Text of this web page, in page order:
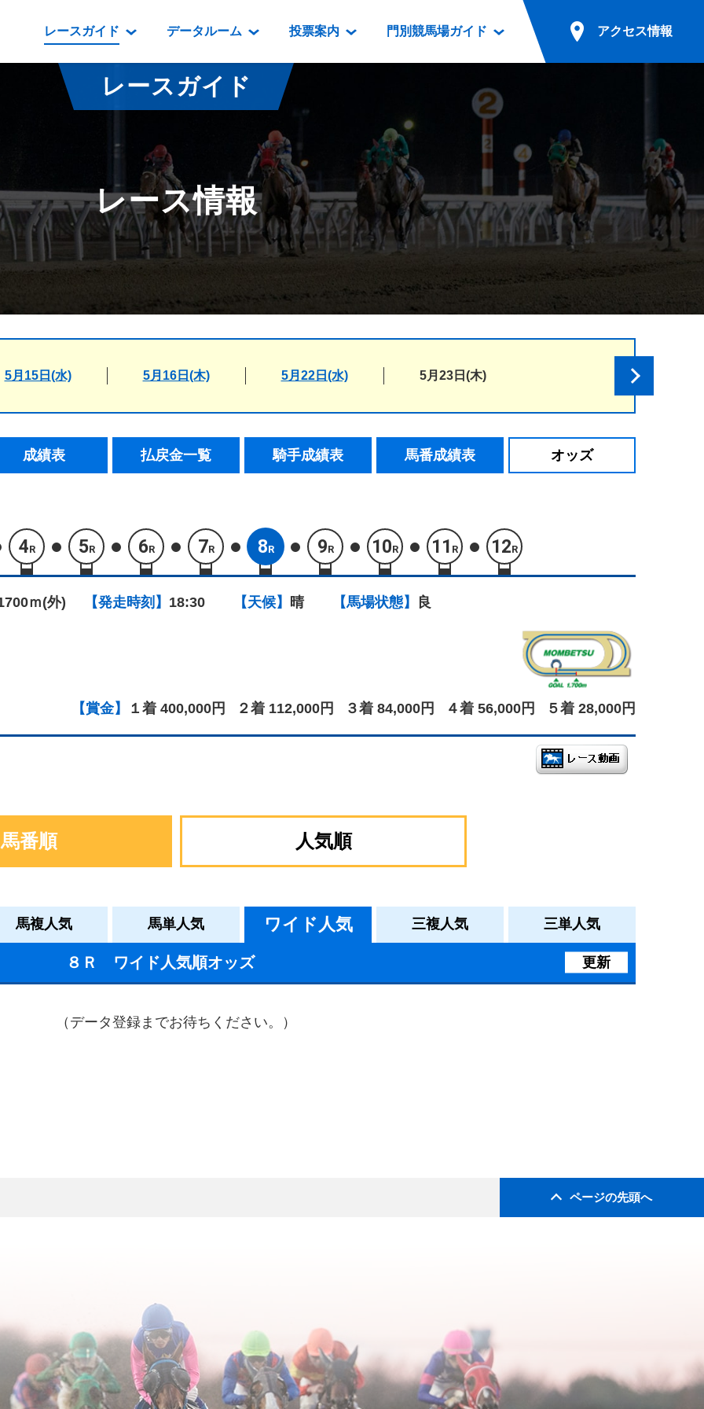
レースガイド
レース情報
払戻金一覧
騎手成績表
馬番成績表
オッズ
番組・級別表ダウンロード
開催カレンダー
重賞競走体系図
スタリオンシリーズ競走
道内の発売情報(PDF)
データルーム
データルーム
騎手・調教師紹介
坂路調教映像
遠征馬情報
番組編成要領
映像コンテンツ
重賞競走VTR
重賞競走参考VTR
レースダイジェスト
新馬ダイジェスト
投票案内
電話・インターネット投票
場外発売所
実況・テレホンサービス
発売・払戻
門別競馬場ガイド
門別競馬場情報
門別競馬場グルメ
とねっこジンギスカン
いずみ食堂
ルンビニフードカフェ
勝馬屋
アクセス情報
無料送迎バスでのご来場
公共の交通機関でのご来場
レースガイド
レース情報
5月15日(水) 5月16日(木) 5月22日(水) 5月23日(木)
成績表 払戻金一覧 騎手成績表 馬番成績表 オッズ
4R 5R 6R 7R 8R 9R 10R 11 R 12R
ｍ(外) 【発走時刻】 18:30 【天候】 晴 【馬場状態】 良
【賞金】 １着 400,000円 ２着 112,000円 ３着 84,000円 ４着 56,000円 ５着 28,000円
馬番順 人気順
馬複人気 馬単人気 ワイド人気 三複人気 三単人気
８Ｒ ワイド人気順オッズ 更新
（データ登録までお待ちください。）
ページの先頭へ